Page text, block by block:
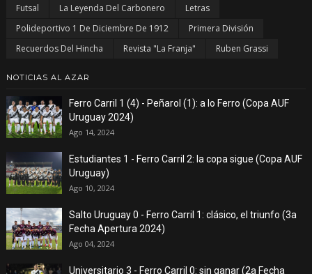
Futsal
La Leyenda Del Carbonero
Letras
Polideportivo 1 De Diciembre De 1912
Primera División
Recuerdos Del Hincha
Revista "La Franja" Ruben Grassi
NOTICIAS AL AZAR
Ferro Carril 1 (4) - Peñarol (1): a lo Ferro (Copa AUF
Uruguay 2024)
Ago 14, 2024
Estudiantes 1 - Ferro Carril 2: la copa sigue (Copa AUF
Uruguay)
Ago 10, 2024
Salto Uruguay 0 - Ferro Carril 1: clásico, el triunfo (3a
Fecha Apertura 2024)
Ago 04, 2024
Universitario 3 - Ferro Carril 0: sin ganar (2a Fecha